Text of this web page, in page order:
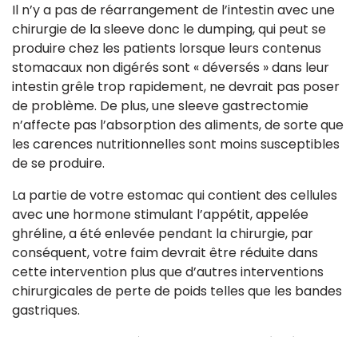
Il n’y a pas de réarrangement de l’intestin avec une
chirurgie de la sleeve donc le dumping, qui peut se
produire chez les patients lorsque leurs contenus
stomacaux non digérés sont « déversés » dans leur
intestin grêle trop rapidement, ne devrait pas poser
de problème. De plus, une sleeve gastrectomie
n’affecte pas l’absorption des aliments, de sorte que
les carences nutritionnelles sont moins susceptibles
de se produire.
La partie de votre estomac qui contient des cellules
avec une hormone stimulant l’appétit, appelée
ghréline, a été enlevée pendant la chirurgie, par
conséquent, votre faim devrait être réduite dans
cette intervention plus que d’autres interventions
chirurgicales de perte de poids telles que les bandes
gastriques.